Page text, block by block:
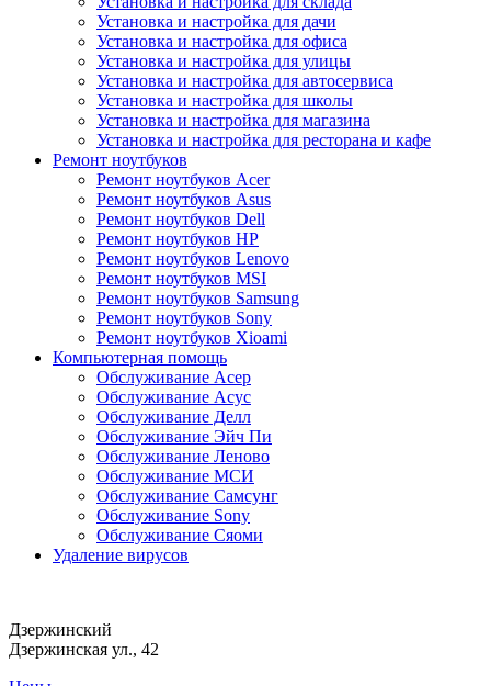
Установка и настройка для дачи
Установка и настройка для офиса
Установка и настройка для улицы
Установка и настройка для автосервиса
Установка и настройка для школы
Установка и настройка для магазина
Установка и настройка для ресторана и кафе
Ремонт ноутбуков
Ремонт ноутбуков Acer
Ремонт ноутбуков Asus
Ремонт ноутбуков Dell
Ремонт ноутбуков HP
Ремонт ноутбуков Lenovo
Ремонт ноутбуков MSI
Ремонт ноутбуков Samsung
Ремонт ноутбуков Sony
Ремонт ноутбуков Xioami
Компьютерная помощь
Обслуживание Асер
Обслуживание Асус
Обслуживание Делл
Обслуживание Эйч Пи
Обслуживание Леново
Обслуживание МСИ
Обслуживание Самсунг
Обслуживание Sony
Обслуживание Сяоми
Удаление вирусов
Дзержинский
Дзержинская ул., 42